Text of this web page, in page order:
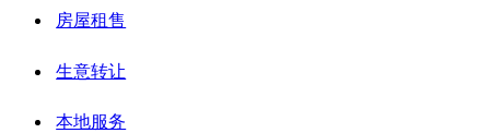
房屋租售
生意转让
本地服务